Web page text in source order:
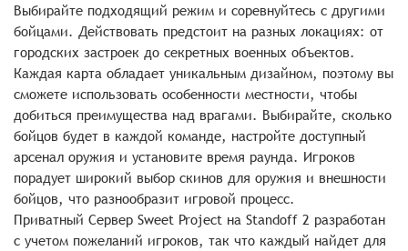
Выбирайте подходящий режим и соревнуйтесь с другими
бойцами. Действовать предстоит на разных локациях: от
городских застроек до секретных военных объектов.
Каждая карта обладает уникальным дизайном, поэтому вы
сможете использовать особенности местности, чтобы
добиться преимущества над врагами. Выбирайте, сколько
бойцов будет в каждой команде, настройте доступный
арсенал оружия и установите время раунда. Игроков
порадует широкий выбор скинов для оружия и внешности
бойцов, что разнообразит игровой процесс.
Приватный Сервер Sweet Project на Standoff 2 разработан
с учетом пожеланий игроков, так что каждый найдет для